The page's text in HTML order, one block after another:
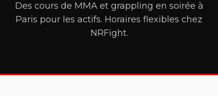
Des cours de MMA et grappling en soirée à
Paris pour les actifs. Horaires flexibles chez
NRFight.